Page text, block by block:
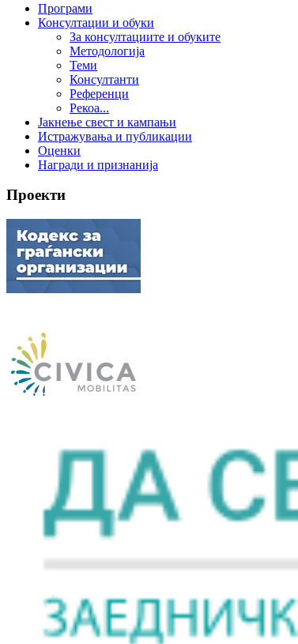
Програми
Консултации и обуки
За консултациите и обуките
Методологија
Теми
Консултанти
Референци
Рекоа...
Јакнење свест и кампањи
Истражувања и публикации
Оценки
Награди и признанија
Проекти